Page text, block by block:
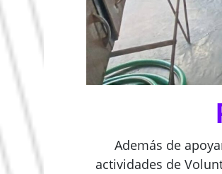
Además de
actividades de